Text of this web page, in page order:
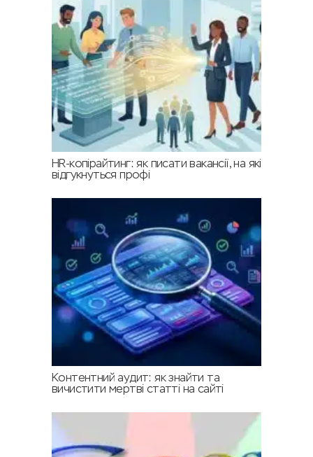
HR-копірайтинг: як писати вакансії, на які
відгукнуться профі
Контентний аудит: як знайти та
вичистити мертві статті на сайті